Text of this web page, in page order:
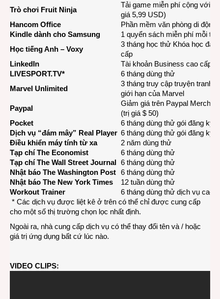
Trò chơi Fruit Ninja
Tải game miễn phí cộng với
giá 5,99 USD)
Hancom Office
Phần mềm văn phòng di động
Kindle dành cho Samsung
1 quyển sách miễn phí mỗi
Học tiếng Anh – Voxy
3 tháng học thử Khóa học đào
cấp
LinkedIn
Tài khoản Business cao cấp
LIVESPORT.TV*
6 tháng dùng thử
Marvel Unlimited
3 tháng truy cập truyện tranh
giới hạn của Marvel
Paypal
Giảm giá trên Paypal
(trị giá $ 50)
Pocket
6 tháng dùng thử gói đăng ký
Dịch vụ “đám mây” Real Player 6 tháng dùng thử gói đăng ký
Điều khiển máy tính từ xa
2 năm dùng thử
Tạp chí The Economist
6 tháng dùng thử
Tạp chí The Wall Street Journal 6 tháng dùng thử
Nhật báo The Washington Post 6 tháng dùng thử
Nhật báo The New York Times
12 tuần dùng thử
Workout Trainer
6 tháng dùng thử dịch vụ cao
* Các dịch vụ được liệt kê ở trên có thể chỉ được cung cấp
cho một số thị trường chọn lọc nhất định.
Ngoài ra, nhà cung cấp dịch vụ có thể thay đổi tên và / hoặc
giá trị ứng dụng bất cứ lúc nào.
VIDEO CLIPS: